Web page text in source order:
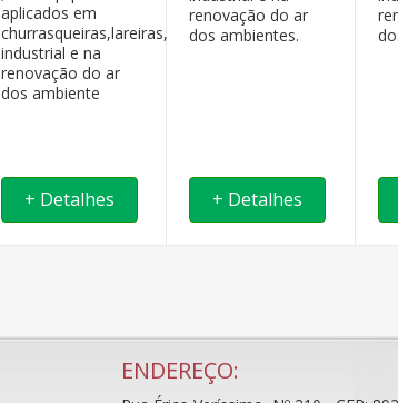
aplicados em
churrasqueiras,lareiras,cozinha
industrial e na
renovação do ar
dos ambiente
+ Detalhes
renovação do ar
dos ambientes.
+ Detalhes
ENDEREÇO: